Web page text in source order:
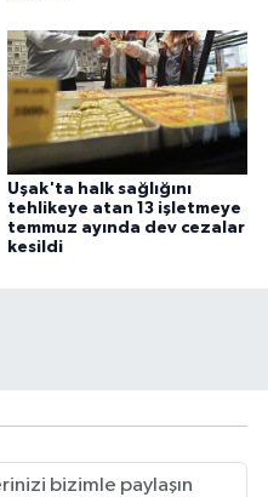
Uşak'ta halk sağlığını
tehlikeye atan 13 işletmeye
temmuz ayında dev cezalar
kesildi